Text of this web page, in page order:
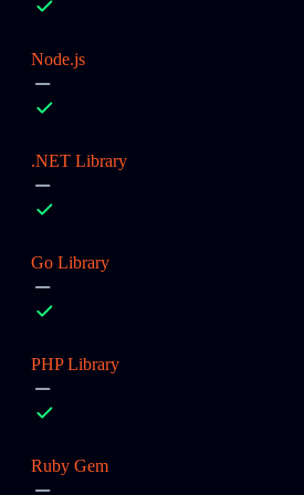
Node.js
.NET Library
Go Library
PHP Library
Ruby Gem